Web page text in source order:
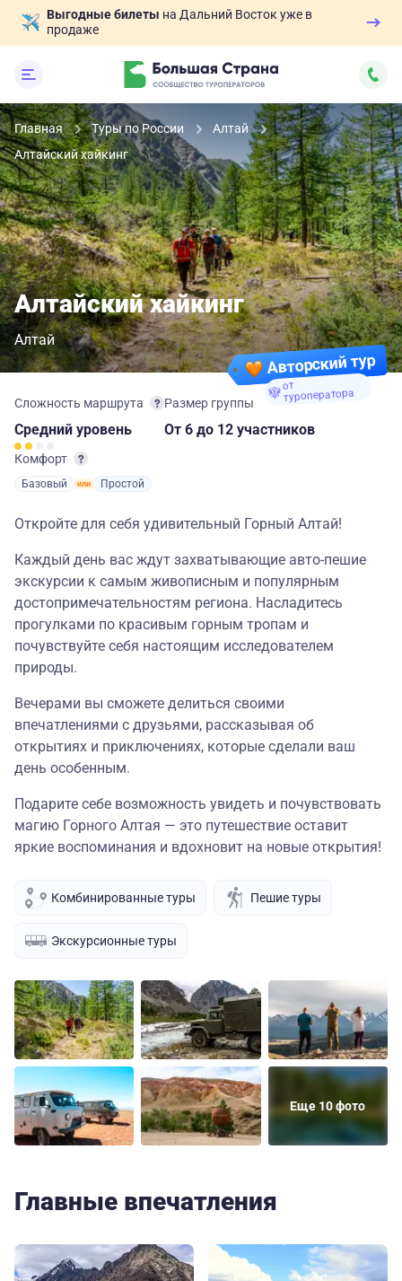
Выгодные билеты на Дальний Восток уже в
продаже
Главная Туры по России
Алтай
Алтайский хайкинг
Авторский тур
от
туроператора
Алтайский хайкинг
Алтай
Сложность маршрута
Средний уровень
Комфорт
Базовый Простой
Размер группы
От 6 до 12 участников
Откройте для себя удивительный Горный Алтай!
Каждый день вас ждут захватывающие авто-пешие
экскурсии к самым живописным и популярным
достопримечательностям региона. Насладитесь
прогулками по красивым горным тропам и
почувствуйте себя настоящим исследователем
природы.
Вечерами вы сможете делиться своими
впечатлениями с друзьями, рассказывая об
открытиях и приключениях, которые сделали ваш
день особенным.
Подарите себе возможность увидеть и почувствовать
магию Горного Алтая — это путешествие оставит
яркие воспоминания и вдохновит на новые открытия!
Комбинированные туры Пешие туры
Экскурсионные туры
Еще 10 фото
Главные впечатления